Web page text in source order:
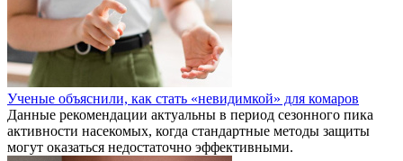
Ученые объяснили, как стать «невидимкой» для комаров
Данные рекомендации актуальны в период сезонного пика
активности насекомых, когда стандартные методы защиты
могут оказаться недостаточно эффективными.